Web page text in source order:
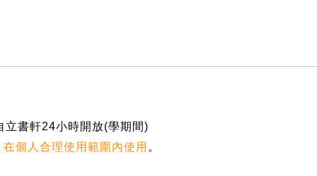
書軒24小時開放(學期間)
個人合理使用範圍內使用 。